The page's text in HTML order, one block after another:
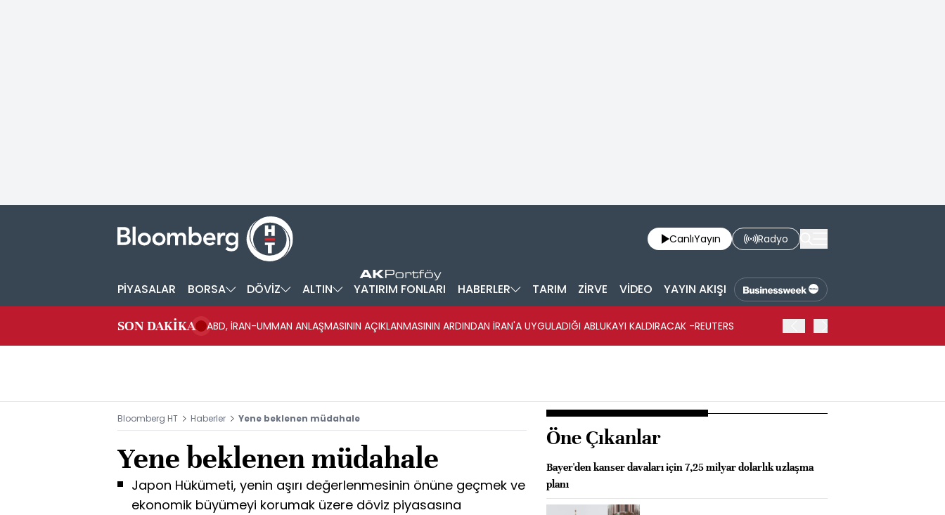
CanlıYayın Radyo
PİYASALAR BORSA DÖVİZ ALTIN YATIRIM FONLARI HABERLER TARIM ZİRVE VİDEO YAYIN AKIŞI
SON DAKİKA ABD, İRAN-UMMAN ANLAŞMASININ AÇIKLANMASININ ARDINDAN İRAN'A UYGULADIĞI ABLUKAYI KALDIRACAK -REUTERS
Bloomberg HT Haberler Yene beklenen müdahale
Yene beklenen müdahale
Japon Hükümeti, yenin aşırı değerlenmesinin önüne geçmek ve
ekonomik büyümeyi korumak üzere döviz piyasasına
Öne Çıkanlar
Bayer'den kanser davaları için 7,25 milyar dolarlık uzlaşma
planı